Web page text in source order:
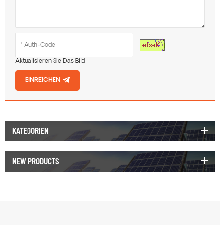
Aktualisieren Sie Das Bild
EINREICHEN
KATEGORIEN
NEW PRODUCTS